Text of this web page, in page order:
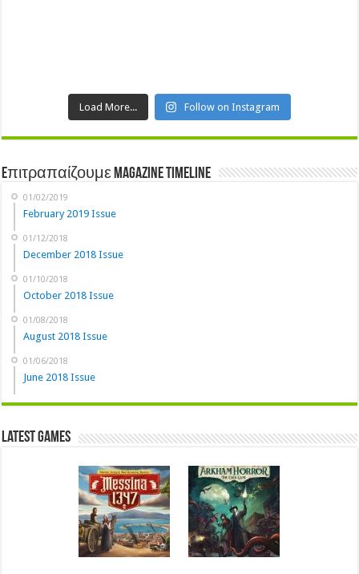
Load More... Follow on Instagram
Eπιτραπαίζουμε Magazine Timeline
01/02/2019
February 2019 Issue
01/12/2018
December 2018 Issue
01/10/2018
October 2018 Issue
01/08/2018
August 2018 Issue
01/06/2018
June 2018 Issue
Latest Games